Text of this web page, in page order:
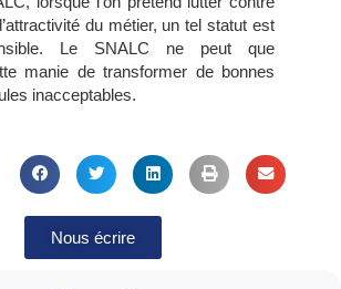
du métier, un tel statut est
Le SNALC ne peut que
manie de transformer de bonnes
inacceptables.
Nous écrire